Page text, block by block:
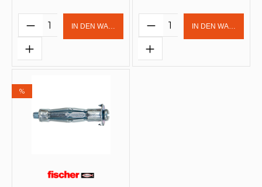
Produkt Anzahl: Gib den
IN DEN WARENKORB Produkt Anzahl:
IN DEN
%